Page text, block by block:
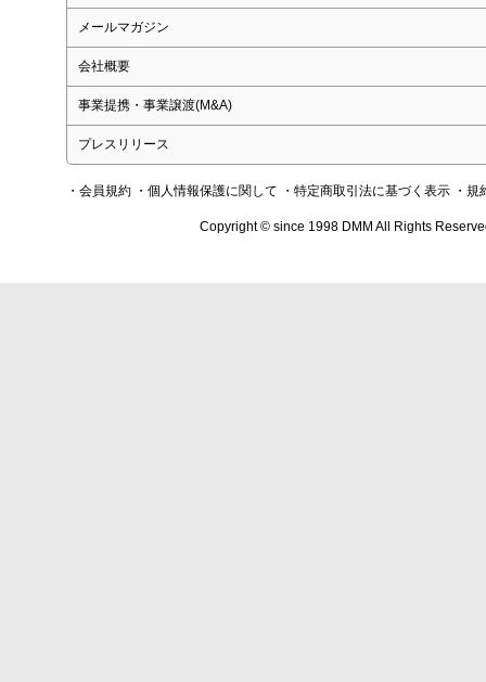
メールマガジン
会社概要
事業提携・事業譲渡(M&A)
プレスリリース
・会員規約 ・個人情報保護に関して ・特定商取引法に基づく表示 ・規
Copyright © since 1998 DMM All Rights